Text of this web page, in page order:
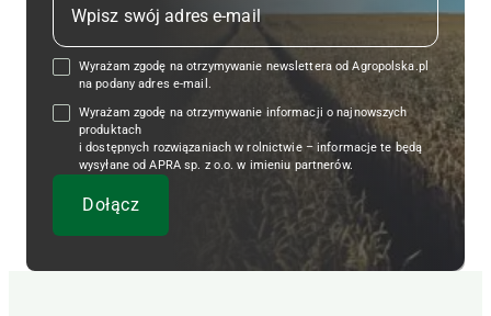
Wyrażam zgodę na otrzymywanie newslettera od Agropolska.pl
na podany adres e-mail.
Wyrażam zgodę na otrzymywanie informacji o najnowszych
produktach
i dostępnych rozwiązaniach w rolnictwie – informacje te będą
wysyłane od APRA sp. z o.o. w imieniu partnerów.